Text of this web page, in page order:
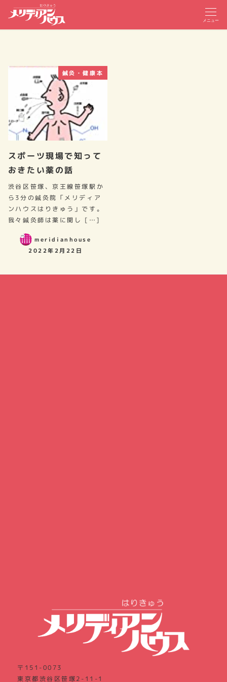
メニュー
鍼灸・健康本
スポーツ現場で知って
おきたい薬の話
渋谷区笹塚、京王線笹塚駅か
ら3分の鍼灸院「メリディア
ンハウスはりきゅう」です。
我々鍼灸師は薬に関し […]
meridianhouse
2022年2月22日
〒151-0073
東京都渋谷区笹塚2-11-1